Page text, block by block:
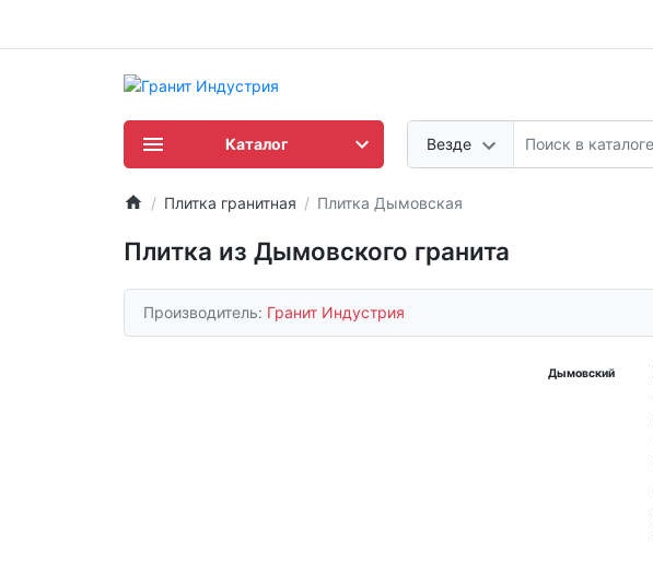
Везде
Каталог
Плитка гранитная Плитка Дымовская
Плитка из Дымовского гранита
Производитель: Гранит Индустрия
Дымовский